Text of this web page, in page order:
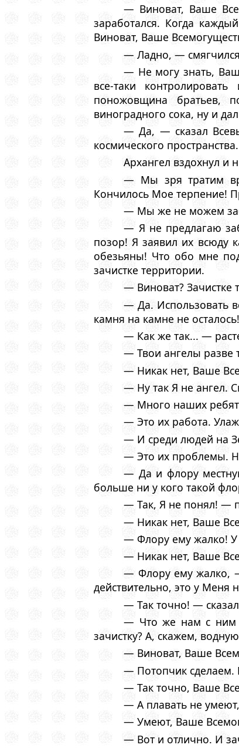
— Виноват, Ваше
заработался. Когда
Виноват, Ваше
— Ладно, —
— Не могу знать,
все-таки
поножовщина братьев,
виноградного сока, ну и
— Да, — сказал
космического
Архангел вздохнул и
— Мы зря тратим
Кончилось Мое терпение!
— Мы же не можем
— Я не предлагаю
позор! Я заявил их всюду
обезьяны! Что обо мне
зачистке территории.
— Виноват? Зачистке
— Да. Использовать
камня на камне не осталось!
— Как же так... —
— Твои ангелы разве
— Никак нет, Ваше
— Ну так Я не ангел.
— Много наших
— Это их работа.
— И среди людей на
— Это их проблемы.
— Да и флору
больше ни у кого такой
— Так, Я не понял! —
— Никак нет, Ваше
— Флору ему жалко! У
— Никак нет, Ваше
— Флору ему жалко,
действительно, это у Меня
— Так точно! —
— Что же нам с ним
зачистку? А, скажем,
— Виноват, Ваше
— Потопчик сделаем.
— Так точно, Ваше
— А плавать не
— Умеют, Ваше
— Вот и отлично. И